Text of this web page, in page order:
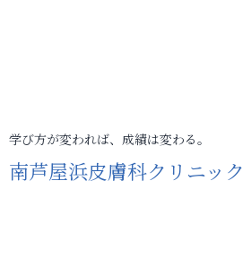
学び方が変われば、成績は変わる。
南芦屋浜皮膚科クリニック